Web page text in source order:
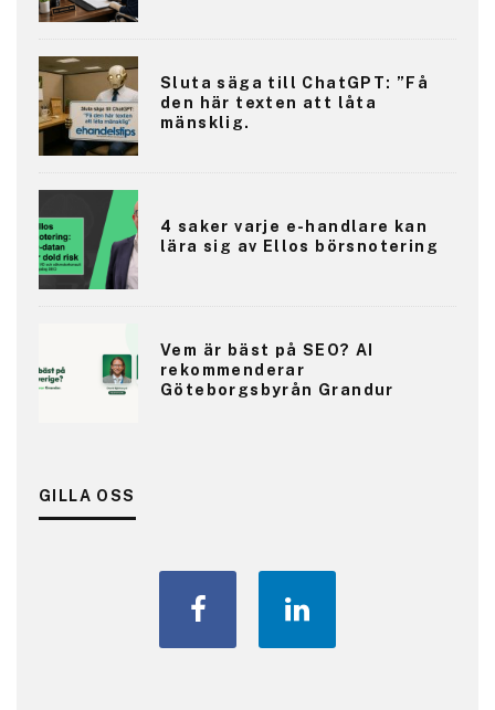
Sluta säga till ChatGPT: ”Få
den här texten att låta
mänsklig.
4 saker varje e-handlare kan
lära sig av Ellos börsnotering
Vem är bäst på SEO? AI
rekommenderar
Göteborgsbyrån Grandur
GILLA OSS